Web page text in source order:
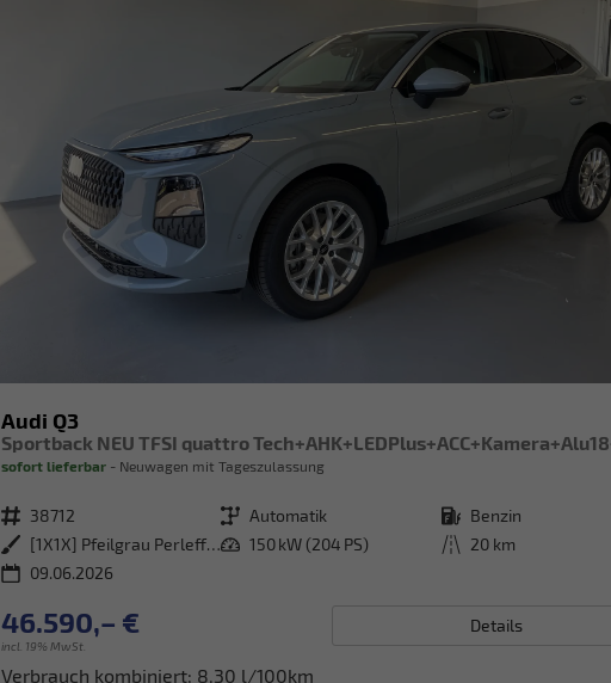
Audi Q3
sofort lieferbar Neuwagen mit Tageszulassung
Fahrzeugnr. 38712 Getriebe Automatik Kraftstoff Benzin
Außenfarbe
[1X1X] Pfeilgrau Perleffekt Leistung 150 kW (204 PS) Kilometerstand 20 km
09.06.2026
46.590,– €
incl. 19% MwSt.
Details
Verbrauch kombiniert: 8,30 l/100km